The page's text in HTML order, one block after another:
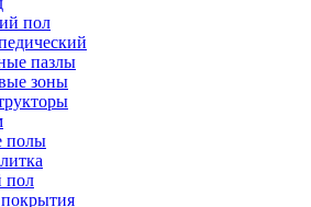
пол
пазлы
зоны
полы
пол